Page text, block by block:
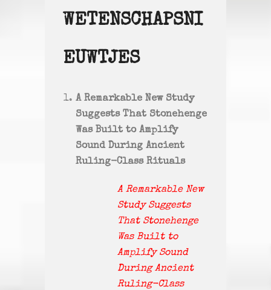
WETENSCHAPSNI
EUWTJES
A Remarkable New Study
Suggests That Stonehenge
Was Built to Amplify
Sound During Ancient
Ruling-Class Rituals
A Remarkable New
Study Suggests
That Stonehenge
Was Built to
Amplify Sound
During Ancient
Ruling-Class